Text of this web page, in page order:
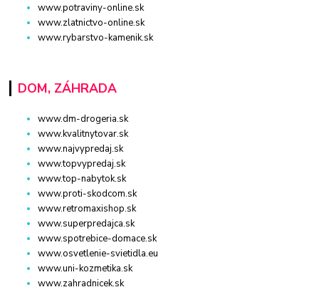
www.potraviny-online.sk
www.zlatnictvo-online.sk
www.rybarstvo-kamenik.sk
DOM, ZÁHRADA
www.dm-drogeria.sk
www.kvalitnytovar.sk
www.najvypredaj.sk
www.topvypredaj.sk
www.top-nabytok.sk
www.proti-skodcom.sk
www.retromaxishop.sk
www.superpredajca.sk
www.spotrebice-domace.sk
www.osvetlenie-svietidla.eu
www.uni-kozmetika.sk
www.zahradnicek.sk